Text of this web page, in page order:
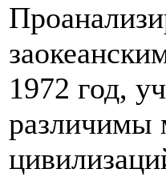
1972 год,
различимы